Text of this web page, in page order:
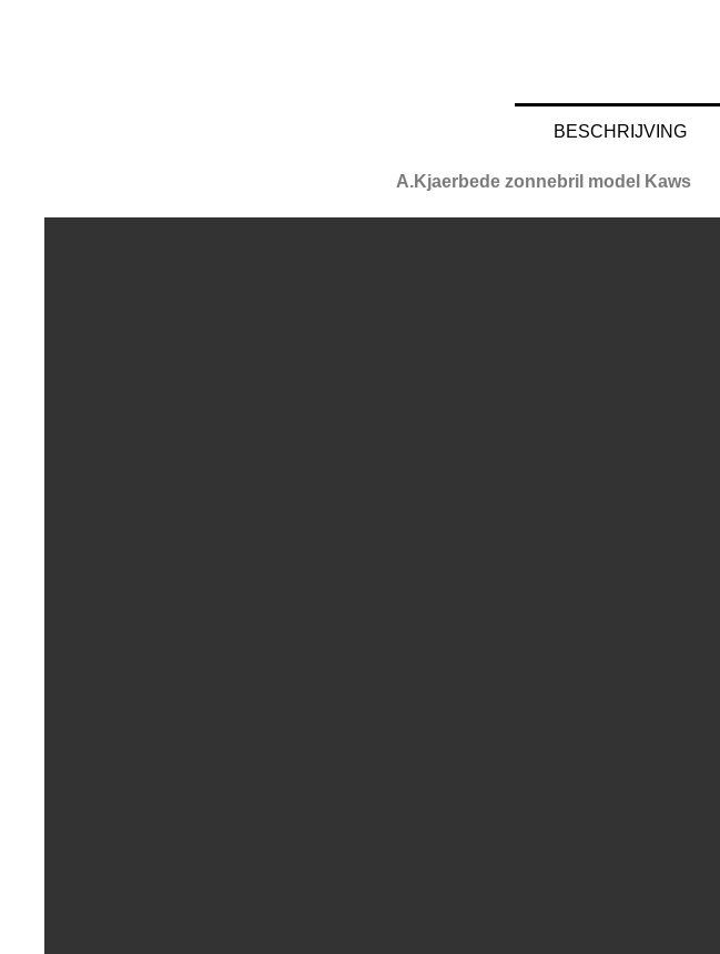
BESCHRIJVING
A.Kjaerbede zonnebril model Kaws